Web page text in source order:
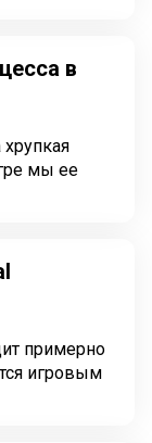
в
мы ее
примерно
игровым